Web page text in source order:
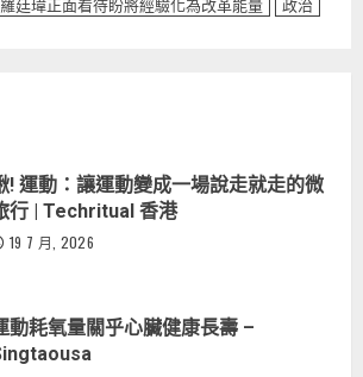
! 運動：讓運動變成一場說走就走的微
行 | Techritual 香港
19 7 月, 2026
動耗氧量關乎心臟健康長壽 –